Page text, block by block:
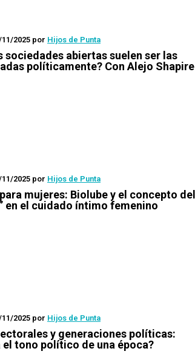
2025 por Hijos de Punta
sociedades abiertas suelen ser las
políticamente? Con Alejo Shapire
2025 por Hijos de Punta
mujeres: Biolube y el concepto del
en el cuidado íntimo femenino
2025 por Hijos de Punta
y generaciones políticas:
el tono político de una época?